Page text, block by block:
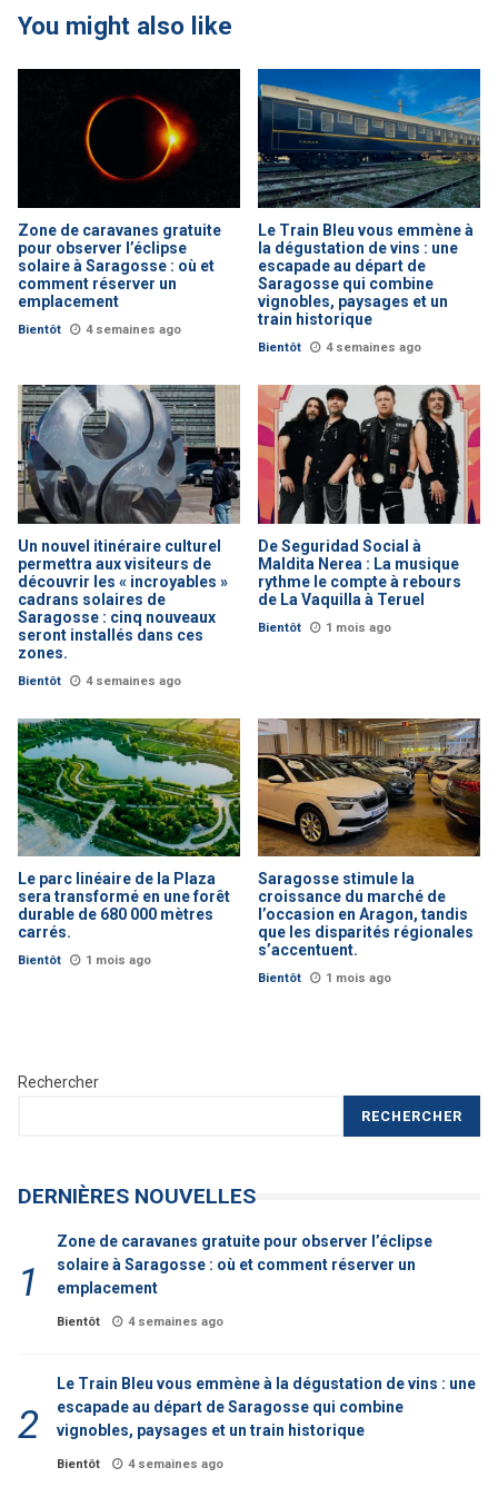
You might also like
Zone de caravanes gratuite
pour observer l’éclipse
solaire à Saragosse : où et
comment réserver un
emplacement
Bientôt 4 semaines ago
Le Train Bleu vous emmène à
la dégustation de vins : une
escapade au départ de
Saragosse qui combine
vignobles, paysages et un
train historique
Bientôt 4 semaines ago
Un nouvel itinéraire culturel
permettra aux visiteurs de
découvrir les « incroyables »
cadrans solaires de
Saragosse : cinq nouveaux
seront installés dans ces
zones.
Bientôt 4 semaines ago
De Seguridad Social à
Maldita Nerea : La musique
rythme le compte à rebours
de La Vaquilla à Teruel
Bientôt 1 mois ago
Le parc linéaire de la Plaza
sera transformé en une forêt
durable de 680 000 mètres
carrés.
Bientôt 1 mois ago
Saragosse stimule la
croissance du marché de
l’occasion en Aragon, tandis
que les disparités régionales
s’accentuent.
Bientôt 1 mois ago
Rechercher
RECHERCHER
DERNIÈRES NOUVELLES
Zone de caravanes gratuite pour observer l’éclipse
solaire à Saragosse : où et comment réserver un
emplacement
Bientôt 4 semaines ago
Le Train Bleu vous emmène à la dégustation de vins : une
escapade au départ de Saragosse qui combine
vignobles, paysages et un train historique
Bientôt 4 semaines ago